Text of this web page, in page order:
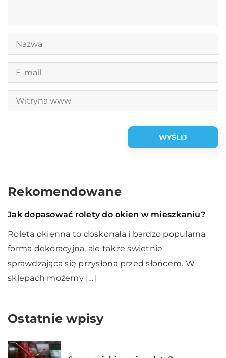
Rekomendowane
06 grudnia 2020
Dom i wnętrze
Jak dopasować rolety do okien w mieszkaniu?
Roleta okienna to doskonała i bardzo popularna
forma dekoracyjna, ale także świetnie
sprawdzająca się przysłona przed słońcem. W
sklepach możemy […]
Ostatnie wpisy